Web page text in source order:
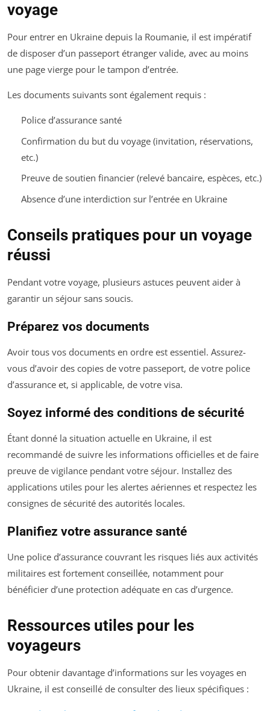
voyage
Pour entrer en Ukraine depuis la Roumanie, il est impératif
de disposer d’un passeport étranger valide, avec au moins
une page vierge pour le tampon d’entrée.
Les documents suivants sont également requis :
Police d’assurance santé
Confirmation du but du voyage (invitation, réservations,
etc.)
Preuve de soutien financier (relevé bancaire, espèces, etc.)
Absence d’une interdiction sur l’entrée en Ukraine
Conseils pratiques pour un voyage
réussi
Pendant votre voyage, plusieurs astuces peuvent aider à
garantir un séjour sans soucis.
Préparez vos documents
Avoir tous vos documents en ordre est essentiel. Assurez-
vous d’avoir des copies de votre passeport, de votre police
d’assurance et, si applicable, de votre visa.
Soyez informé des conditions de sécurité
Étant donné la situation actuelle en Ukraine, il est
recommandé de suivre les informations officielles et de faire
preuve de vigilance pendant votre séjour. Installez des
applications utiles pour les alertes aériennes et respectez les
consignes de sécurité des autorités locales.
Planifiez votre assurance santé
Une police d’assurance couvrant les risques liés aux activités
militaires est fortement conseillée, notamment pour
bénéficier d’une protection adéquate en cas d’urgence.
Ressources utiles pour les
voyageurs
Pour obtenir davantage d’informations sur les voyages en
Ukraine, il est conseillé de consulter des lieux spécifiques :